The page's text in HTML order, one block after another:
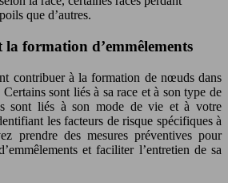
que d’autres.
formation d’emmêlements
contribuer à la formation de nœuds dans
sont liés à sa race et à son type de
sont liés à son mode de vie et à votre
les facteurs de risque spécifiques à
prendre des mesures préventives pour
et faciliter l’entretien de sa